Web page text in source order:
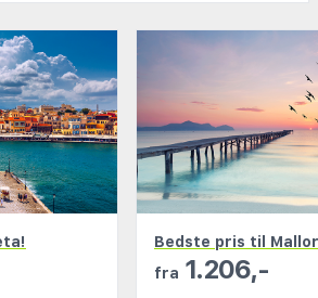
gruppe på op til ni personer,
tilbud hos os.
filtre er det nemt at finde netop
bedst til dine ønsker. Du kan
og beliggenhed til
og andre kriterier, der
hos os, bookes gennem
som følger
Bedste pris til
fra 1.206,-